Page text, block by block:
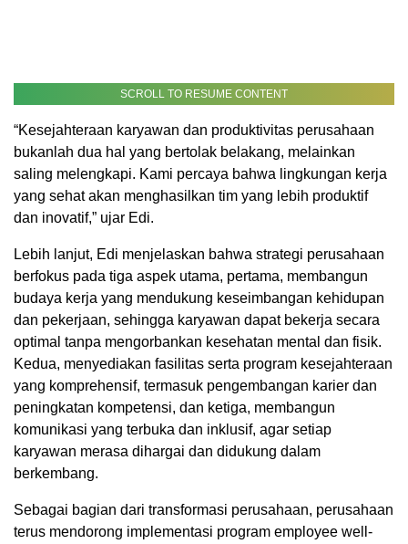
SCROLL TO RESUME CONTENT
“Kesejahteraan karyawan dan produktivitas perusahaan
bukanlah dua hal yang bertolak belakang, melainkan
saling melengkapi. Kami percaya bahwa lingkungan kerja
yang sehat akan menghasilkan tim yang lebih produktif
dan inovatif,” ujar Edi.
Lebih lanjut, Edi menjelaskan bahwa strategi perusahaan
berfokus pada tiga aspek utama, pertama, membangun
budaya kerja yang mendukung keseimbangan kehidupan
dan pekerjaan, sehingga karyawan dapat bekerja secara
optimal tanpa mengorbankan kesehatan mental dan fisik.
Kedua, menyediakan fasilitas serta program kesejahteraan
yang komprehensif, termasuk pengembangan karier dan
peningkatan kompetensi, dan ketiga, membangun
komunikasi yang terbuka dan inklusif, agar setiap
karyawan merasa dihargai dan didukung dalam
berkembang.
Sebagai bagian dari transformasi perusahaan, perusahaan
terus mendorong implementasi program employee well-